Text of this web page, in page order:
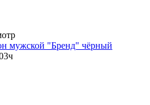
мужской "Бренд" чёрный